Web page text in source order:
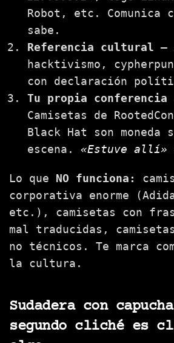
Robot, etc. Comunica
sabe.
Referencia cultural —
hacktivismo,
con declaración
Tu propia
Camisetas de
Black Hat son
escena. «Estuve allí»
Lo que NO funciona:
corporativa enorme
etc.), camisetas con
mal traducidas,
no técnicos. Te marca
la cultura.
Sudadera con
segundo cliché es